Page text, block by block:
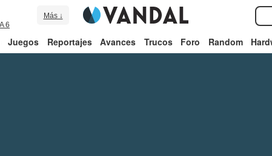
6
Más ↓
Juegos Reportajes Avances Trucos Foro Random